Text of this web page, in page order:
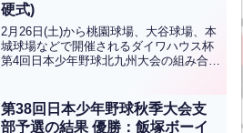
硬式)
2月26日(土)から桃園球場、大谷球場、本
城球場などで開催されるダイワハウス杯
第4回日本少年野球北九州大会の組み合わ
きボーイズ、北九州中央ボーイズ、小倉
ボーイズ、山口...全文はクリック
第38回日本少年野球秋季大会支
部予選の結果 優勝：飯塚ボーイ